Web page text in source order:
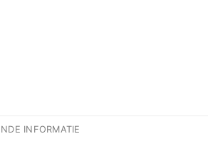
INFORMATIE